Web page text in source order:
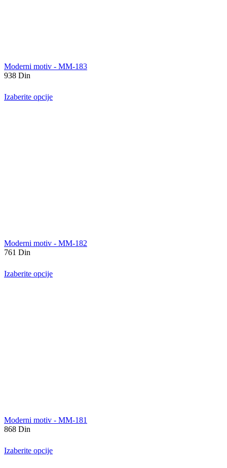
Moderni motiv - MM-183
938 Din
Izaberite opcije
Moderni motiv - MM-182
761 Din
Izaberite opcije
Moderni motiv - MM-181
868 Din
Izaberite opcije